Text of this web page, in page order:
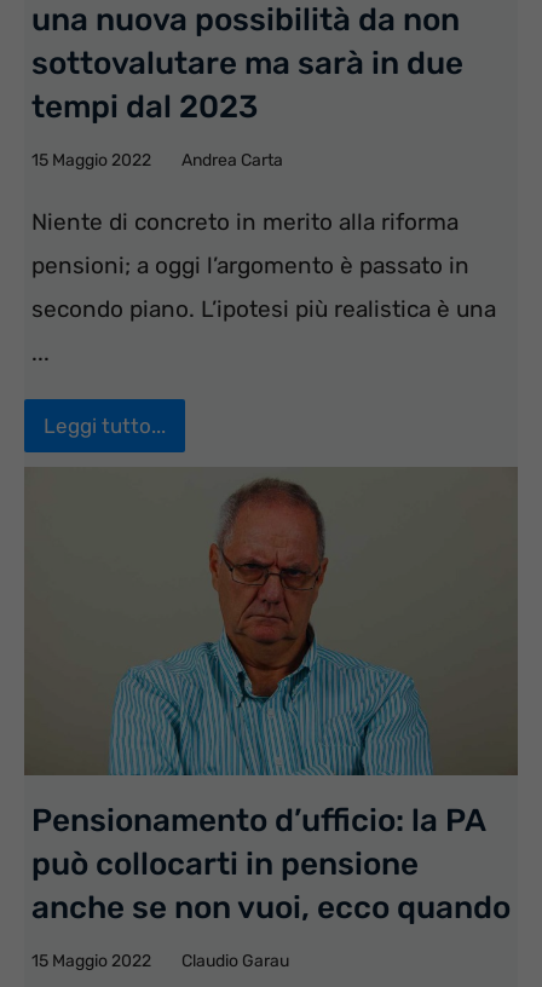
una nuova possibilità da non
sottovalutare ma sarà in due
tempi dal 2023
15 Maggio 2022 Andrea Carta
Niente di concreto in merito alla riforma
pensioni; a oggi l’argomento è passato in
secondo piano. L’ipotesi più realistica è una
...
Leggi tutto...
Pensionamento d’ufficio: la PA
può collocarti in pensione
anche se non vuoi, ecco quando
15 Maggio 2022 Claudio Garau